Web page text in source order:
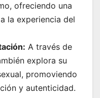
ofreciendo una
la experiencia del
A través de
explora su
promoviendo
y autenticidad.